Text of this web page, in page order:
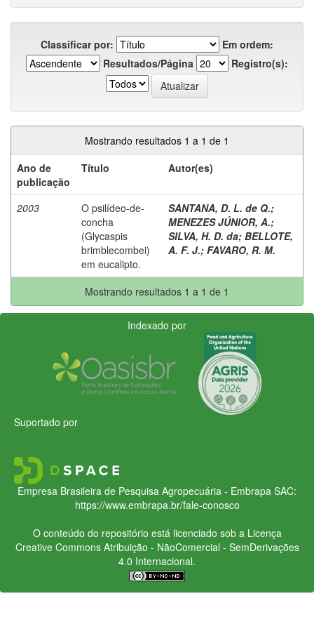
Classificar por:
Em ordem:
Resultados/Página
Registro(s):
Mostrando resultados 1 a 1 de 1
Ano de
publicação
Título Autor(es)
2003
O psilídeo-de-
concha
(Glycaspis
brimblecombei)
em eucalipto.
SANTANA, D. L. de Q.;
MENEZES JÚNIOR, A.;
SILVA, H. D. da; BELLOTE,
A. F. J.; FAVARO, R. M.
Mostrando resultados 1 a 1 de 1
Indexado por
Suportado por
Empresa Brasileira de Pesquisa Agropecuária - Embrapa SAC:
https://www.embrapa.br/fale-conosco
O conteúdo do repositório está licenciado sob a Licença
Creative CommonsAtribuição - NãoComercial - SemDerivações
4.0 Internacional.